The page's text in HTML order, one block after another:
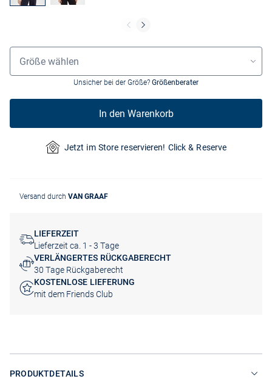
Grössenauswahl
Größe wählen
Unsicher bei der Größe? Größenberater
In den Warenkorb
Jetzt im Store reservieren! Click & Reserve
Versand durch VAN GRAAF
LIEFERZEIT
Lieferzeit ca. 1 - 3 Tage
VERLÄNGERTES RÜCKGABERECHT
30 Tage Rückgaberecht
KOSTENLOSE LIEFERUNG
mit dem Friends Club
PRODUKTDETAILS